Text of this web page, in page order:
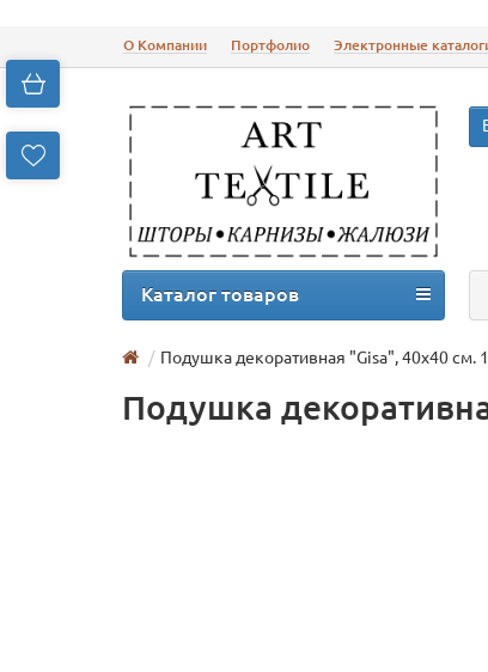
О Компании Портфолио Электронные
Каталог товаров
Подушка декоративная "Gisa", 40х40 см.
Подушка